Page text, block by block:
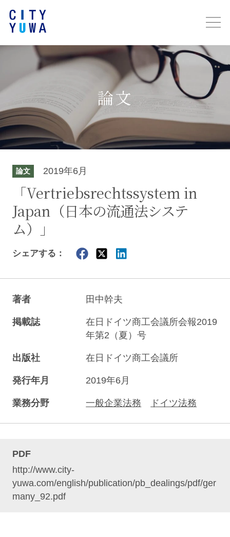
論文
論文 2019年6月
「Vertriebsrechtssystem in
Japan（日本の流通法システ
ム）」
シェアする：
著者 田中幹夫
掲載誌
在日ドイツ商工会議所会報2019
年第2（夏）号
出版社 在日ドイツ商工会議所
発行年月 2019年6月
業務分野 一般企業法務 ドイツ法務
PDF
http://www.city-
yuwa.com/english/publication/pb_dealings/pdf/ger
many_92.pdf